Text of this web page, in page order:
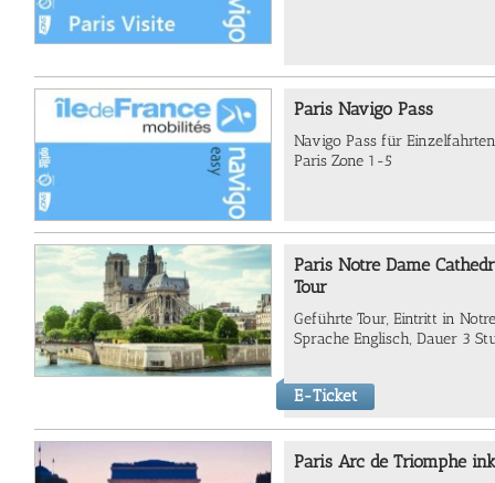
Paris Navigo Pass
Navigo Pass für
Paris Zone 1-5
Paris Notre Dame
Tour
Geführte Tour, Eintritt in
Sprache Englisch, Dauer 3
E-Ticket
Paris Arc de Triomphe